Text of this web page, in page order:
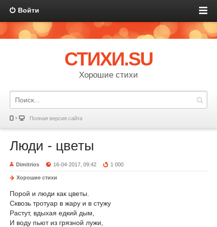
Войти
СТИХИ.SU
Хорошие стихи
Полная версия сайта
Люди - цветы
Dimitrios 16-04-2017, 09:42 1 000
Хорошие стихи
Порой и люди как цветы.
Сквозь тротуар в жару и в стужу
Растут, вдыхая едкий дым,
И воду пьют из грязной лужи,